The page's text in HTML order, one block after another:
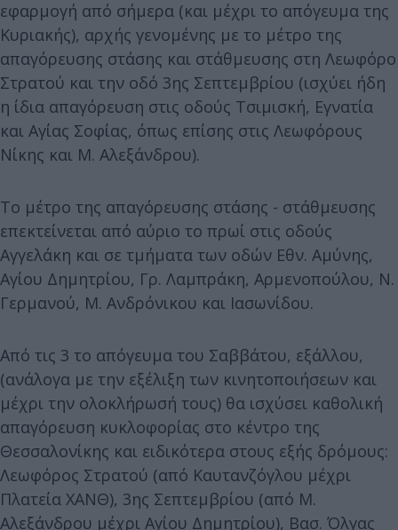
εφαρμογή από σήμερα (και μέχρι το απόγευμα της
Κυριακής), αρχής γενομένης με το μέτρο της
απαγόρευσης στάσης και στάθμευσης στη Λεωφόρο
Στρατού και την οδό 3ης Σεπτεμβρίου (ισχύει ήδη
η ίδια απαγόρευση στις οδούς Τσιμισκή, Εγνατία
και Αγίας Σοφίας, όπως επίσης στις Λεωφόρους
Νίκης και Μ. Αλεξάνδρου).
Το μέτρο της απαγόρευσης στάσης - στάθμευσης
επεκτείνεται από αύριο το πρωί στις οδούς
Αγγελάκη και σε τμήματα των οδών Εθν. Αμύνης,
Αγίου Δημητρίου, Γρ. Λαμπράκη, Αρμενοπούλου, Ν.
Γερμανού, Μ. Ανδρόνικου και Ιασωνίδου.
Από τις 3 το απόγευμα του Σαββάτου, εξάλλου,
(ανάλογα με την εξέλιξη των κινητοποιήσεων και
μέχρι την ολοκλήρωσή τους) θα ισχύσει καθολική
απαγόρευση κυκλοφορίας στο κέντρο της
Θεσσαλονίκης και ειδικότερα στους εξής δρόμους:
Λεωφόρος Στρατού (από Καυτανζόγλου μέχρι
Πλατεία ΧΑΝΘ), 3ης Σεπτεμβρίου (από Μ.
Αλεξάνδρου μέχρι Αγίου Δημητρίου), Βασ. Όλγας